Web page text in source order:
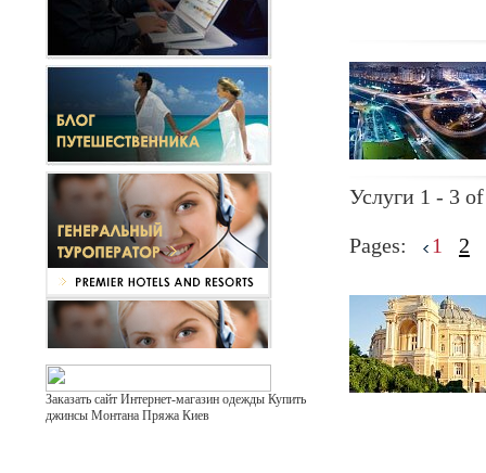
Заказать сайт Интернет-магазин одежды Купить
джинсы Монтана Пряжа Киев
Услуги 1 - 3
Pages: 1 2